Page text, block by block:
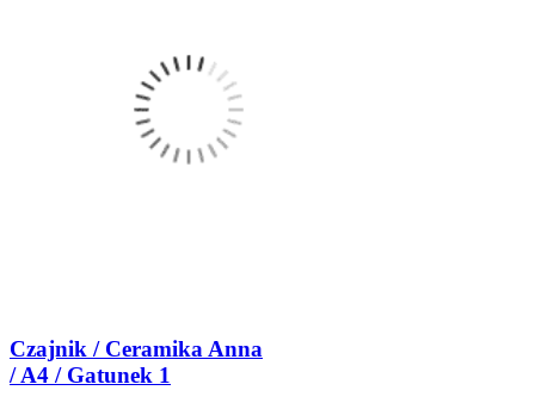
Czajnik / Ceramika Anna
/ A4 / Gatunek 1